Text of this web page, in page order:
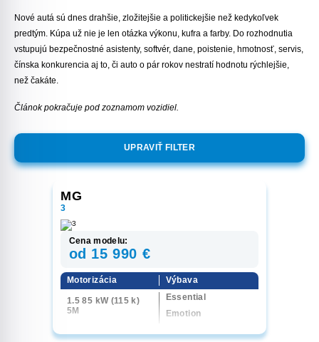
Nové autá sú dnes drahšie, zložitejšie a politickejšie než kedykoľvek
predtým. Kúpa už nie je len otázka výkonu, kufra a farby. Do rozhodnutia
vstupujú bezpečnostné asistenty, softvér, dane, poistenie, hmotnosť, servis,
čínska konkurencia aj to, či auto o pár rokov nestratí hodnotu rýchlejšie,
než čakáte.
Článok pokračuje pod zoznamom vozidiel.
UPRAVIŤ FILTER
MG
3
Cena modelu:
od 15 990 €
Motorizácia
1.5 85 kW (115 k)
5M
Výbava
Essential
Emotion